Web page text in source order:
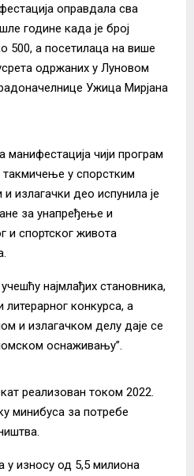
оправдала сва
године када је број
500, а посетилаца на више
одржаних у Луновом
Ужица Мирјана
чији програм
такмичење у спорстким
излагачки део испунила је
за унапређење и
и спортског живота
најмлађих становника,
конкурса, а
и излагачком делу даје се
оснаживању”.
реализован током 2022.
минибуса за потребе
у износу од 5,5 милиона